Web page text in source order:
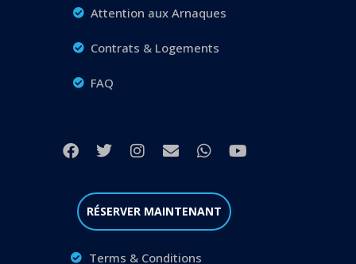
Attention aux Arnaques
Contrats & Logements
FAQ
RÉSERVER MAINTENANT
Terms & Conditions